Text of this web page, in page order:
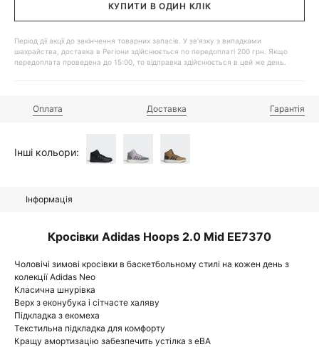
КУПИТИ В ОДИН КЛІК
Період дії акції до закінчення товарних запасів. У зв'язку з випадками
шахрайства, доставка в Регіони здійснюється по передоплаті 200 грн. Якщо
передоплата проведена до 15:00, то відправка здійснюється в цей же день.
Оплата Доставка Гарантія
Інші кольори:
Інформація
Кросівки Adidas Hoops 2.0 Mid EE7370
Чоловічі зимові кросівки в баскетбольному стилі на кожен день з
колекції Adidas Neo
Класична шнурівка
Верх з еконубука і сітчасте халяву
Підкладка з екомеха
Текстильна підкладка для комфорту
Кращу амортизацію забезпечить устілка з еВА